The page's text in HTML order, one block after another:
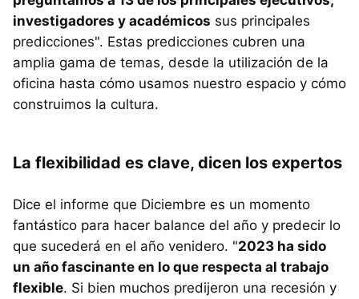
investigadores y académicos sus principales
predicciones". Estas predicciones cubren una
amplia gama de temas, desde la utilización de la
oficina hasta cómo usamos nuestro espacio y cómo
construimos la cultura.
La flexibilidad es clave, dicen los expertos
Dice el informe que Diciembre es un momento
fantástico para hacer balance del año y predecir lo
que sucederá en el año venidero. "2023 ha sido
un año fascinante en lo que respecta al trabajo
flexible. Si bien muchos predijeron una recesión y